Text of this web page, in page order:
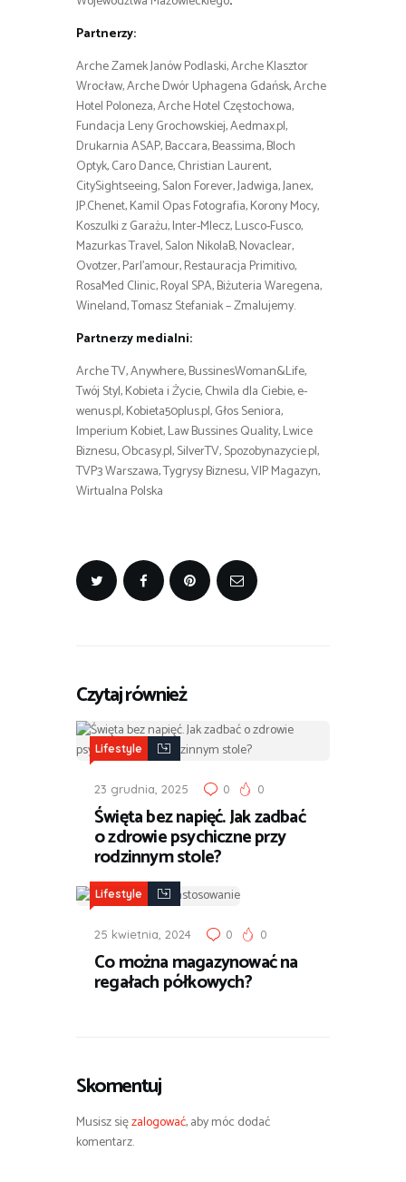
Partnerzy:
Arche Zamek Janów Podlaski, Arche Klasztor
Wrocław, Arche Dwór Uphagena Gdańsk, Arche
Hotel Poloneza, Arche Hotel Częstochowa,
Fundacja Leny Grochowskiej, Aedmax.pl,
Drukarnia ASAP, Baccara, Beassima, Bloch
Optyk, Caro Dance, Christian Laurent,
CitySightseeing, Salon Forever, Jadwiga, Janex,
JP.Chenet, Kamil Opas Fotografia, Korony Mocy,
Koszulki z Garażu, Inter-Mlecz, Lusco-Fusco,
Mazurkas Travel, Salon NikolaB, Novaclear,
Ovotzer, Parl’amour, Restauracja Primitivo,
RosaMed Clinic, Royal SPA, Biżuteria Waregena,
Wineland, Tomasz Stefaniak – Zmalujemy.
Partnerzy medialni:
Arche TV, Anywhere, BussinesWoman&Life,
Twój Styl, Kobieta i Życie, Chwila dla Ciebie, e-
wenus.pl, Kobieta50plus.pl, Głos Seniora,
Imperium Kobiet, Law Bussines Quality, Lwice
Biznesu, Obcasy.pl, SilverTV, Spozobynazycie.pl,
TVP3 Warszawa, Tygrysy Biznesu, VIP Magazyn,
Wirtualna Polska
Czytaj również
Lifestyle
23 grudnia, 2025 0 0
Święta bez napięć. Jak zadbać
o zdrowie psychiczne przy
rodzinnym stole?
Lifestyle
25 kwietnia, 2024 0 0
Co można magazynować na
regałach półkowych?
Skomentuj
Musisz sięzalogować, aby móc dodać
komentarz.